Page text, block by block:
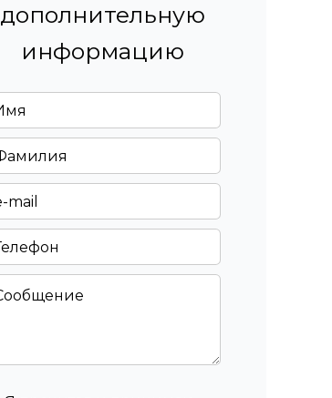
дополнительную
информацию